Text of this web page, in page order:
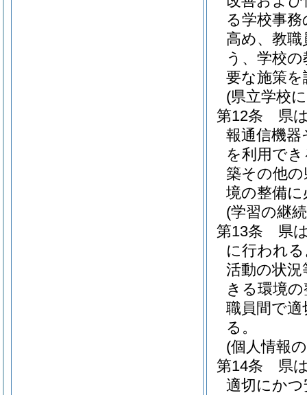
る学校事
高め、教
う、学校
要な施策
(県立学校
第12条
県
報通信機
を利用で
築その他
境の整備
(学習の継
第13条
県
に行われ
活動の状
きる環境
職員間で
る。
(個人情報
第14条
県
適切にか